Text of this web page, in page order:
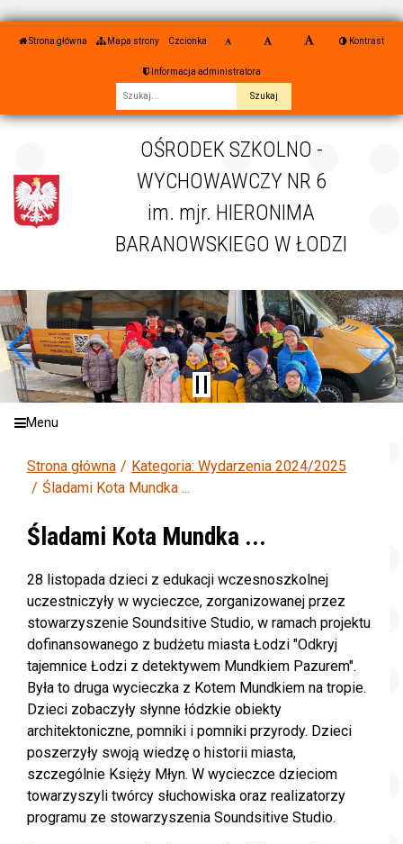
Strona główna Mapa strony Czcionka Kontrast
Informacja administratora
OŚRODEK SZKOLNO -
WYCHOWAWCZY NR 6
im. mjr. HIERONIMA
BARANOWSKIEGO W ŁODZI
Menu
Strona główna
Kategoria: Wydarzenia 2024/2025
Śladami Kota Mundka ...
Śladami Kota Mundka ...
28 listopada dzieci z edukacji wczesnoszkolnej
uczestniczyły w wycieczce, zorganizowanej przez
stowarzyszenie Soundsitive Studio, w ramach projektu
dofinansowanego z budżetu miasta Łodzi "Odkryj
tajemnice Łodzi z detektywem Mundkiem Pazurem".
Była to druga wycieczka z Kotem Mundkiem na tropie.
Dzieci zobaczyły słynne łódzkie obiekty
architektoniczne, pomniki i pomniki przyrody. Dzieci
poszerzyły swoją wiedzę o historii miasta,
szczególnie Księży Młyn. W wycieczce dzieciom
towarzyszyli twórcy słuchowiska oraz realizatorzy
programu ze stowarzyszenia Soundsitive Studio.